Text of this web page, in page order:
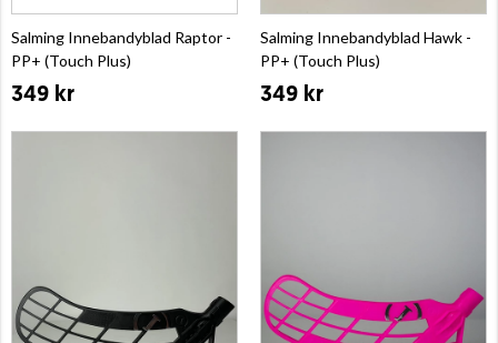
Salming Innebandyblad Raptor -
PP+ (Touch Plus)
349 kr
Salming Innebandyblad Hawk -
PP+ (Touch Plus)
349 kr